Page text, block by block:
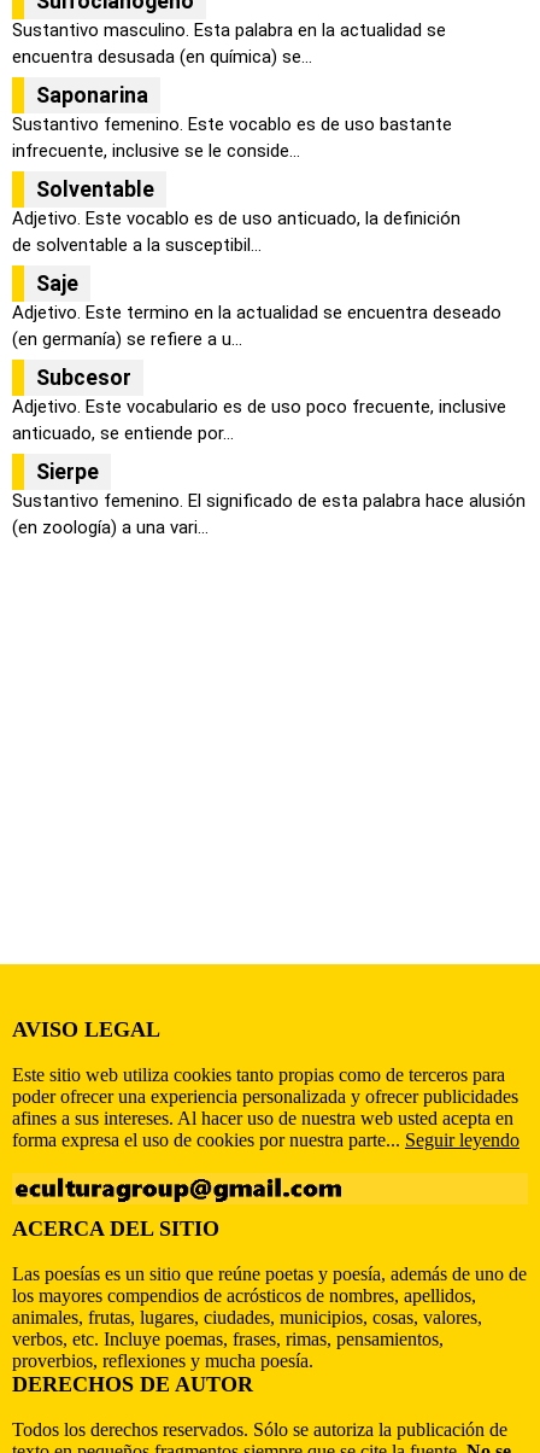
Sustantivo masculino. Esta palabra en la actualidad se
encuentra desusada (en química) se...
Saponarina
Sustantivo femenino. Este vocablo es de uso bastante
infrecuente, inclusive se le conside...
Solventable
Adjetivo. Este vocablo es de uso anticuado, la definición
de solventable a la susceptibil...
Saje
Adjetivo. Este termino en la actualidad se encuentra deseado
(en germanía) se refiere a u...
Subcesor
Adjetivo. Este vocabulario es de uso poco frecuente, inclusive
anticuado, se entiende por...
Sierpe
Sustantivo femenino. El significado de esta palabra hace alusión
(en zoología) a una vari...
AVISO LEGAL
Este sitio web utiliza cookies tanto propias como de terceros para
poder ofrecer una experiencia personalizada y ofrecer publicidades
afines a sus intereses. Al hacer uso de nuestra web usted acepta en
forma expresa el uso de cookies por nuestra parte... Seguir leyendo
ACERCA DEL SITIO
Las poesías es un sitio que reúne poetas y poesía, además de uno de
los mayores compendios de acrósticos de nombres, apellidos,
animales, frutas, lugares, ciudades, municipios, cosas, valores,
verbos, etc. Incluye poemas, frases, rimas, pensamientos,
proverbios, reflexiones y mucha poesía.
DERECHOS DE AUTOR
Todos los derechos reservados. Sólo se autoriza la publicación de